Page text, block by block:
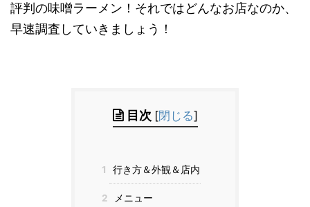
評判の味噌ラーメン！それではどんなお店なのか、
早速調査していきましょう！
目次 [閉じる]
1 行き方＆外観＆店内
2 メニュー